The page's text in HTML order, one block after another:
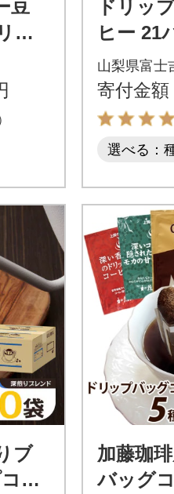
豆
マ
ま
ドリッ
ヒー 21
ック×3
琲セッ
れんど
山梨県富士
寄付金額
選べる：
ブ
ー
加藤珈
バッグ